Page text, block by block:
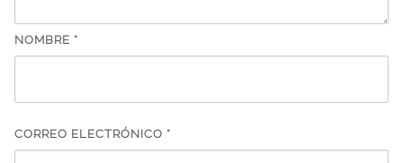
NOMBRE *
CORREO ELECTRÓNICO *